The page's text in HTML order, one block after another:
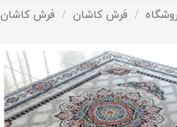
/ فرش کاشان / فرش کاشان 700 شانه - نخ ایرانی(ورژن.تاپس)